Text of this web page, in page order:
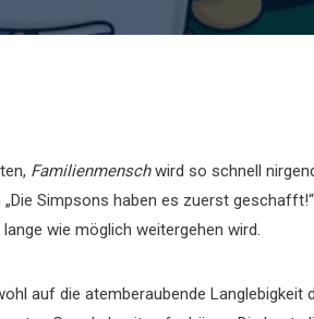
Familienmenschwird so schnell
Simpsons haben es zuerst
wie möglich weitergehen wird.
auf die atemberaubende Langlebigkeit